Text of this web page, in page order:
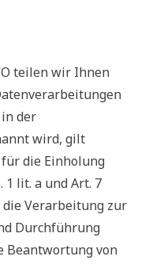
teilen wir Ihnen
der
wird, gilt
für die Einholung
1 lit. a und Art. 7
die Verarbeitung zur
Durchführung
Beantwortung von